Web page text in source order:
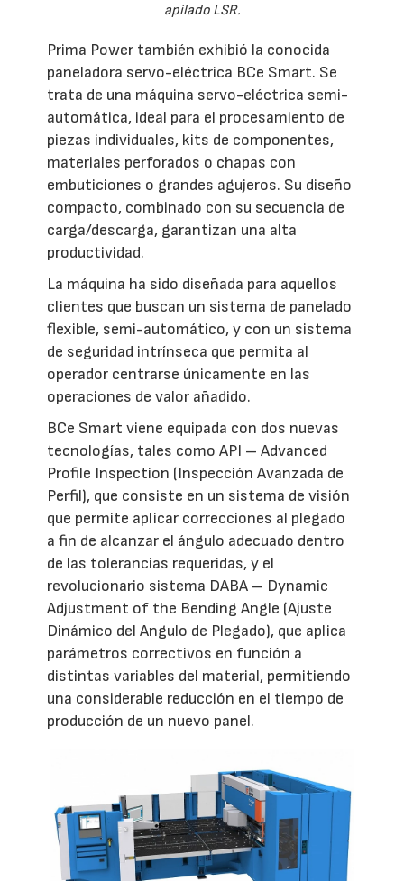
apilado LSR.
Prima Power también exhibió la conocida
paneladora servo-eléctrica BCe Smart. Se
trata de una máquina servo-eléctrica semi-
automática, ideal para el procesamiento de
piezas individuales, kits de componentes,
materiales perforados o chapas con
embuticiones o grandes agujeros. Su diseño
compacto, combinado con su secuencia de
carga/descarga, garantizan una alta
productividad.
La máquina ha sido diseñada para aquellos
clientes que buscan un sistema de panelado
flexible, semi-automático, y con un sistema
de seguridad intrínseca que permita al
operador centrarse únicamente en las
operaciones de valor añadido.
BCe Smart viene equipada con dos nuevas
tecnologías, tales como API – Advanced
Profile Inspection (Inspección Avanzada de
Perfil), que consiste en un sistema de visión
que permite aplicar correcciones al plegado
a fin de alcanzar el ángulo adecuado dentro
de las tolerancias requeridas, y el
revolucionario sistema DABA – Dynamic
Adjustment of the Bending Angle (Ajuste
Dinámico del Angulo de Plegado), que aplica
parámetros correctivos en función a
distintas variables del material, permitiendo
una considerable reducción en el tiempo de
producción de un nuevo panel.